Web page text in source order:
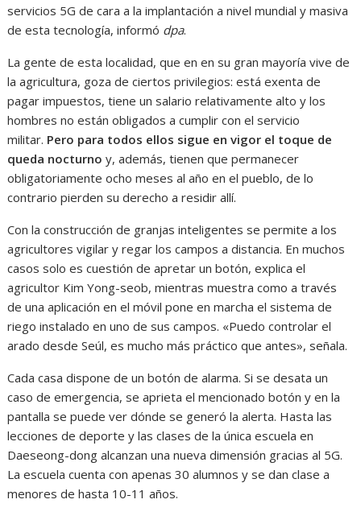
servicios 5G de cara a la implantación a nivel mundial y masiva
de esta tecnología, informó dpa.
La gente de esta localidad, que en en su gran mayoría vive de
la agricultura, goza de ciertos privilegios: está exenta de
pagar impuestos, tiene un salario relativamente alto y los
hombres no están obligados a cumplir con el servicio
militar. Pero para todos ellos sigue en vigor el toque de
queda nocturnoy, además, tienen que permanecer
obligatoriamente ocho meses al año en el pueblo, de lo
contrario pierden su derecho a residir allí.
Con la construcción de granjas inteligentes se permite a los
agricultores vigilar y regar los campos a distancia. En muchos
casos solo es cuestión de apretar un botón, explica el
agricultor Kim Yong-seob, mientras muestra como a través
de una aplicación en el móvil pone en marcha el sistema de
riego instalado en uno de sus campos. «Puedo controlar el
arado desde Seúl, es mucho más práctico que antes», señala.
Cada casa dispone de un botón de alarma. Si se desata un
caso de emergencia, se aprieta el mencionado botón y en la
pantalla se puede ver dónde se generó la alerta. Hasta las
lecciones de deporte y las clases de la única escuela en
Daeseong-dong alcanzan una nueva dimensión gracias al 5G.
La escuela cuenta con apenas 30 alumnos y se dan clase a
menores de hasta 10-11 años.